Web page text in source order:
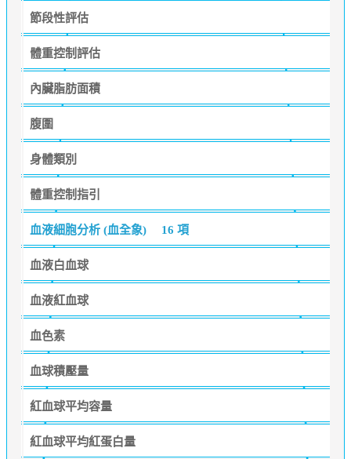
節段性評估
體重控制評估
內臟脂肪面積
腹圍
身體類別
體重控制指引
血液細胞分析 (血全象) 16 項
血液白血球
血液紅血球
血色素
血球積壓量
紅血球平均容量
紅血球平均紅蛋白量